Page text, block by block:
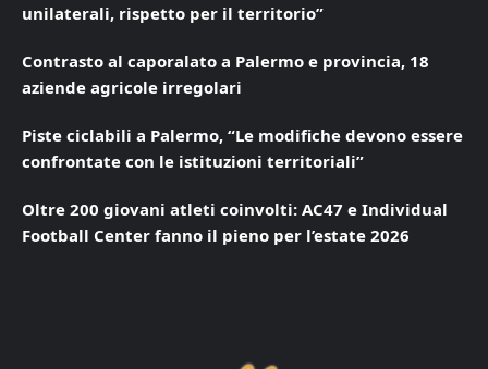
unilaterali, rispetto per il territorio”
Contrasto al caporalato a Palermo e provincia, 18
aziende agricole irregolari
Piste ciclabili a Palermo, “Le modifiche devono essere
confrontate con le istituzioni territoriali”
Oltre 200 giovani atleti coinvolti: AC47 e Individual
Football Center fanno il pieno per l’estate 2026